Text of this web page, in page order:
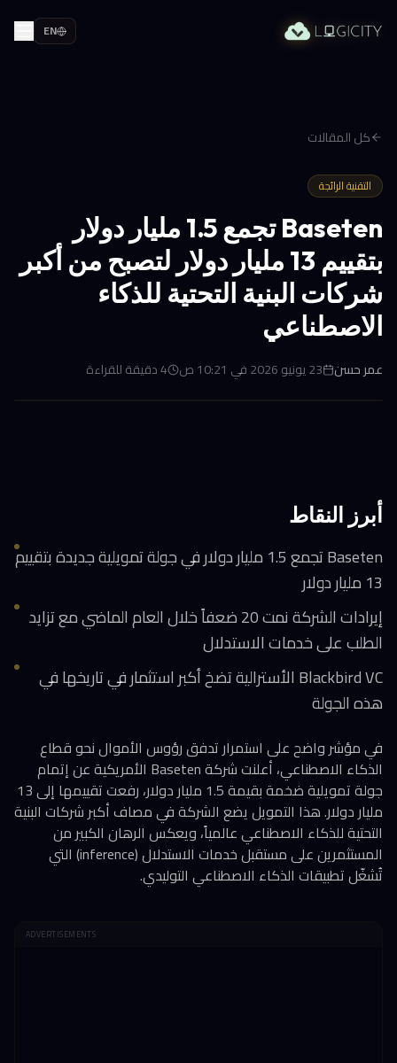
EN
كل المقالات
التقنية الرائجة
Baseten تجمع 1.5 مليار دولار
بتقييم 13 مليار دولار لتصبح من أكبر
شركات البنية التحتية للذكاء
الاصطناعي
عمر حسن 23 يونيو 2026 في 10:21 ص 4دقيقة للقراءة
أبرز النقاط
Baseten تجمع 1.5 مليار دولار في جولة تمويلية جديدة بتقييم
13 مليار دولار
إيرادات الشركة نمت 20 ضعفاً خلال العام الماضي مع تزايد
الطلب على خدمات الاستدلال
Blackbird VC الأسترالية تضخ أكبر استثمار في تاريخها في
هذه الجولة
في مؤشر واضح على استمرار تدفق رؤوس الأموال نحو قطاع
الذكاء الاصطناعي، أعلنت شركة Baseten الأمريكية عن إتمام
جولة تمويلية ضخمة بقيمة 1.5 مليار دولار، رفعت تقييمها إلى 13
مليار دولار. هذا التمويل يضع الشركة في مصاف أكبر شركات البنية
التحتية للذكاء الاصطناعي عالمياً، ويعكس الرهان الكبير من
المستثمرين على مستقبل خدمات الاستدلال (inference) التي
تُشغّل تطبيقات الذكاء الاصطناعي التوليدي.
ADVERTISEMENTS